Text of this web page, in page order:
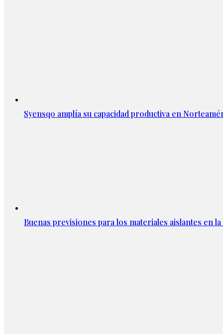
Syensqo amplía su capacidad productiva en
Buenas previsiones para los materiales aislantes en